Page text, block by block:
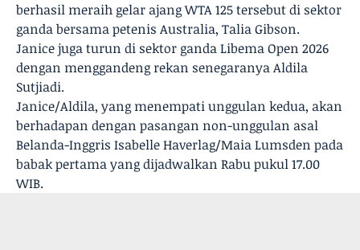
berhasil meraih gelar ajang WTA 125 tersebut di sektor
ganda bersama petenis Australia, Talia Gibson.
Janice juga turun di sektor ganda Libema Open 2026
dengan menggandeng rekan senegaranya Aldila
Sutjiadi.
Janice/Aldila, yang menempati unggulan kedua, akan
berhadapan dengan pasangan non-unggulan asal
Belanda-Inggris Isabelle Haverlag/Maia Lumsden pada
babak pertama yang dijadwalkan Rabu pukul 17.00
WIB.